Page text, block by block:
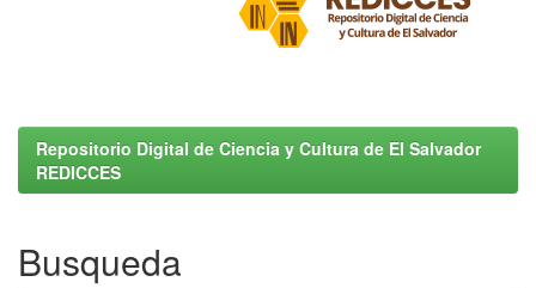
Repositorio Digital de Ciencia y Cultura de El Salvador
REDICCES
Busqueda